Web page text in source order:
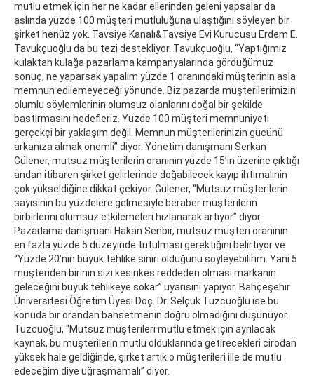
mutlu etmek için her ne kadar ellerinden geleni yapsalar da
aslında yüzde 100 müşteri mutluluğuna ulaştığını söyleyen bir
şirket henüz yok. Tavsiye Kanalı&Tavsiye Evi Kurucusu Erdem E.
Tavukçuoğlu da bu tezi destekliyor. Tavukçuoğlu, “Yaptığımız
kulaktan kulağa pazarlama kampanyalarında gördüğümüz
sonuç, ne yaparsak yapalım yüzde 1 oranındaki müşterinin asla
memnun edilemeyeceği yönünde. Biz pazarda müşterilerimizin
olumlu söylemlerinin olumsuz olanlarını doğal bir şekilde
bastırmasını hedefleriz. Yüzde 100 müşteri memnuniyeti
gerçekçi bir yaklaşım değil. Memnun müşterilerinizin gücünü
arkanıza almak önemli” diyor. Yönetim danışmanı Serkan
Gülener, mutsuz müşterilerin oranının yüzde 15’in üzerine çıktığı
andan itibaren şirket gelirlerinde doğabilecek kayıp ihtimalinin
çok yükseldiğine dikkat çekiyor. Gülener, “Mutsuz müşterilerin
sayısının bu yüzdelere gelmesiyle beraber müşterilerin
birbirlerini olumsuz etkilemeleri hızlanarak artıyor” diyor.
Pazarlama danışmanı Hakan Senbir, mutsuz müşteri oranının
en fazla yüzde 5 düzeyinde tutulması gerektiğini belirtiyor ve
“Yüzde 20’nin büyük tehlike sınırı olduğunu söyleyebilirim. Yani 5
müşteriden birinin sizi kesinkes reddeden olması markanın
geleceğini büyük tehlikeye sokar” uyarısını yapıyor. Bahçeşehir
Üniversitesi Öğretim Üyesi Doç. Dr. Selçuk Tuzcuoğlu ise bu
konuda bir orandan bahsetmenin doğru olmadığını düşünüyor.
Tuzcuoğlu, “Mutsuz müşterileri mutlu etmek için ayrılacak
kaynak, bu müşterilerin mutlu olduklarında getirecekleri cirodan
yüksek hale geldiğinde, şirket artık o müşterileri ille de mutlu
edeceğim diye uğraşmamalı” diyor.